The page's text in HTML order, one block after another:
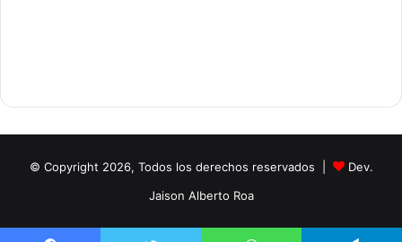
© Copyright 2026, Todos los derechos reservados |
Dev.
Jaison Alberto Roa